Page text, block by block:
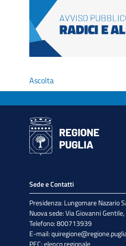
Ascolta
Sede e Contatti
Presidenza: Lungomare Nazario
Nuova sede: Via Giovanni
Telefono: 800713939
E-mail:
PEC:elenco regionale